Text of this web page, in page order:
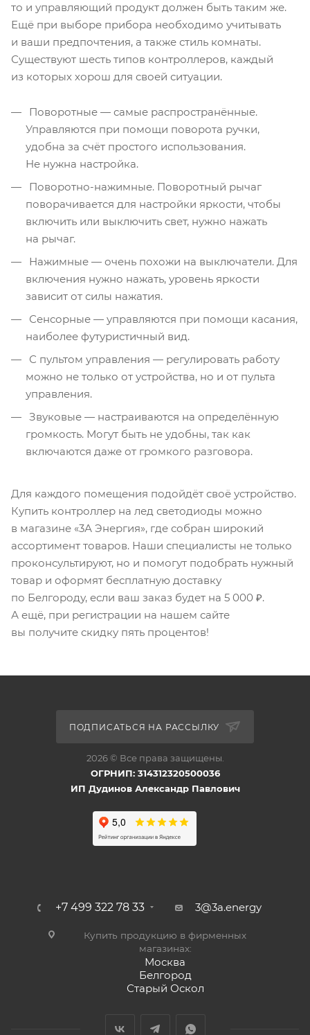
то и управляющий продукт должен быть таким же.
Ещё при выборе прибора необходимо учитывать
и ваши предпочтения, а также стиль комнаты.
Существуют шесть типов контроллеров, каждый
из которых хорош для своей ситуации.
Поворотные — самые распространённые.
Управляются при помощи поворота ручки,
удобна за счёт простого использования.
Не нужна настройка.
Поворотно-нажимные. Поворотный рычаг
поворачивается для настройки яркости, чтобы
включить или выключить свет, нужно нажать
на рычаг.
Нажимные — очень похожи на выключатели. Для
включения нужно нажать, уровень яркости
зависит от силы нажатия.
Сенсорные — управляются при помощи касания,
наиболее футуристичный вид.
С пультом управления — регулировать работу
можно не только от устройства, но и от пульта
управления.
Звуковые — настраиваются на определённую
громкость. Могут быть не удобны, так как
включаются даже от громкого разговора.
Для каждого помещения подойдёт своё устройство.
Купить контроллер на лед светодиоды можно
в магазине «3А Энергия», где собран широкий
ассортимент товаров. Наши специалисты не только
проконсультируют, но и помогут подобрать нужный
товар и оформят бесплатную доставку
по Белгороду, если ваш заказ будет на 5 000 ₽.
А ещё, при регистрации на нашем сайте
вы получите скидку пять процентов!
ПОДПИСАТЬСЯ НА РАССЫЛКУ
2026 © Все права защищены.
ОГРНИП: 314312320500036
ИП Дудинов Александр Павлович
+7 499 322 78 33 3@3a.energy
Купить продукцию в фирменных
магазинах:
Москва
Белгород
Старый Оскол